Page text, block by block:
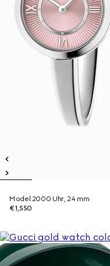
Model 2000 Uhr, 24 mm
€1,550